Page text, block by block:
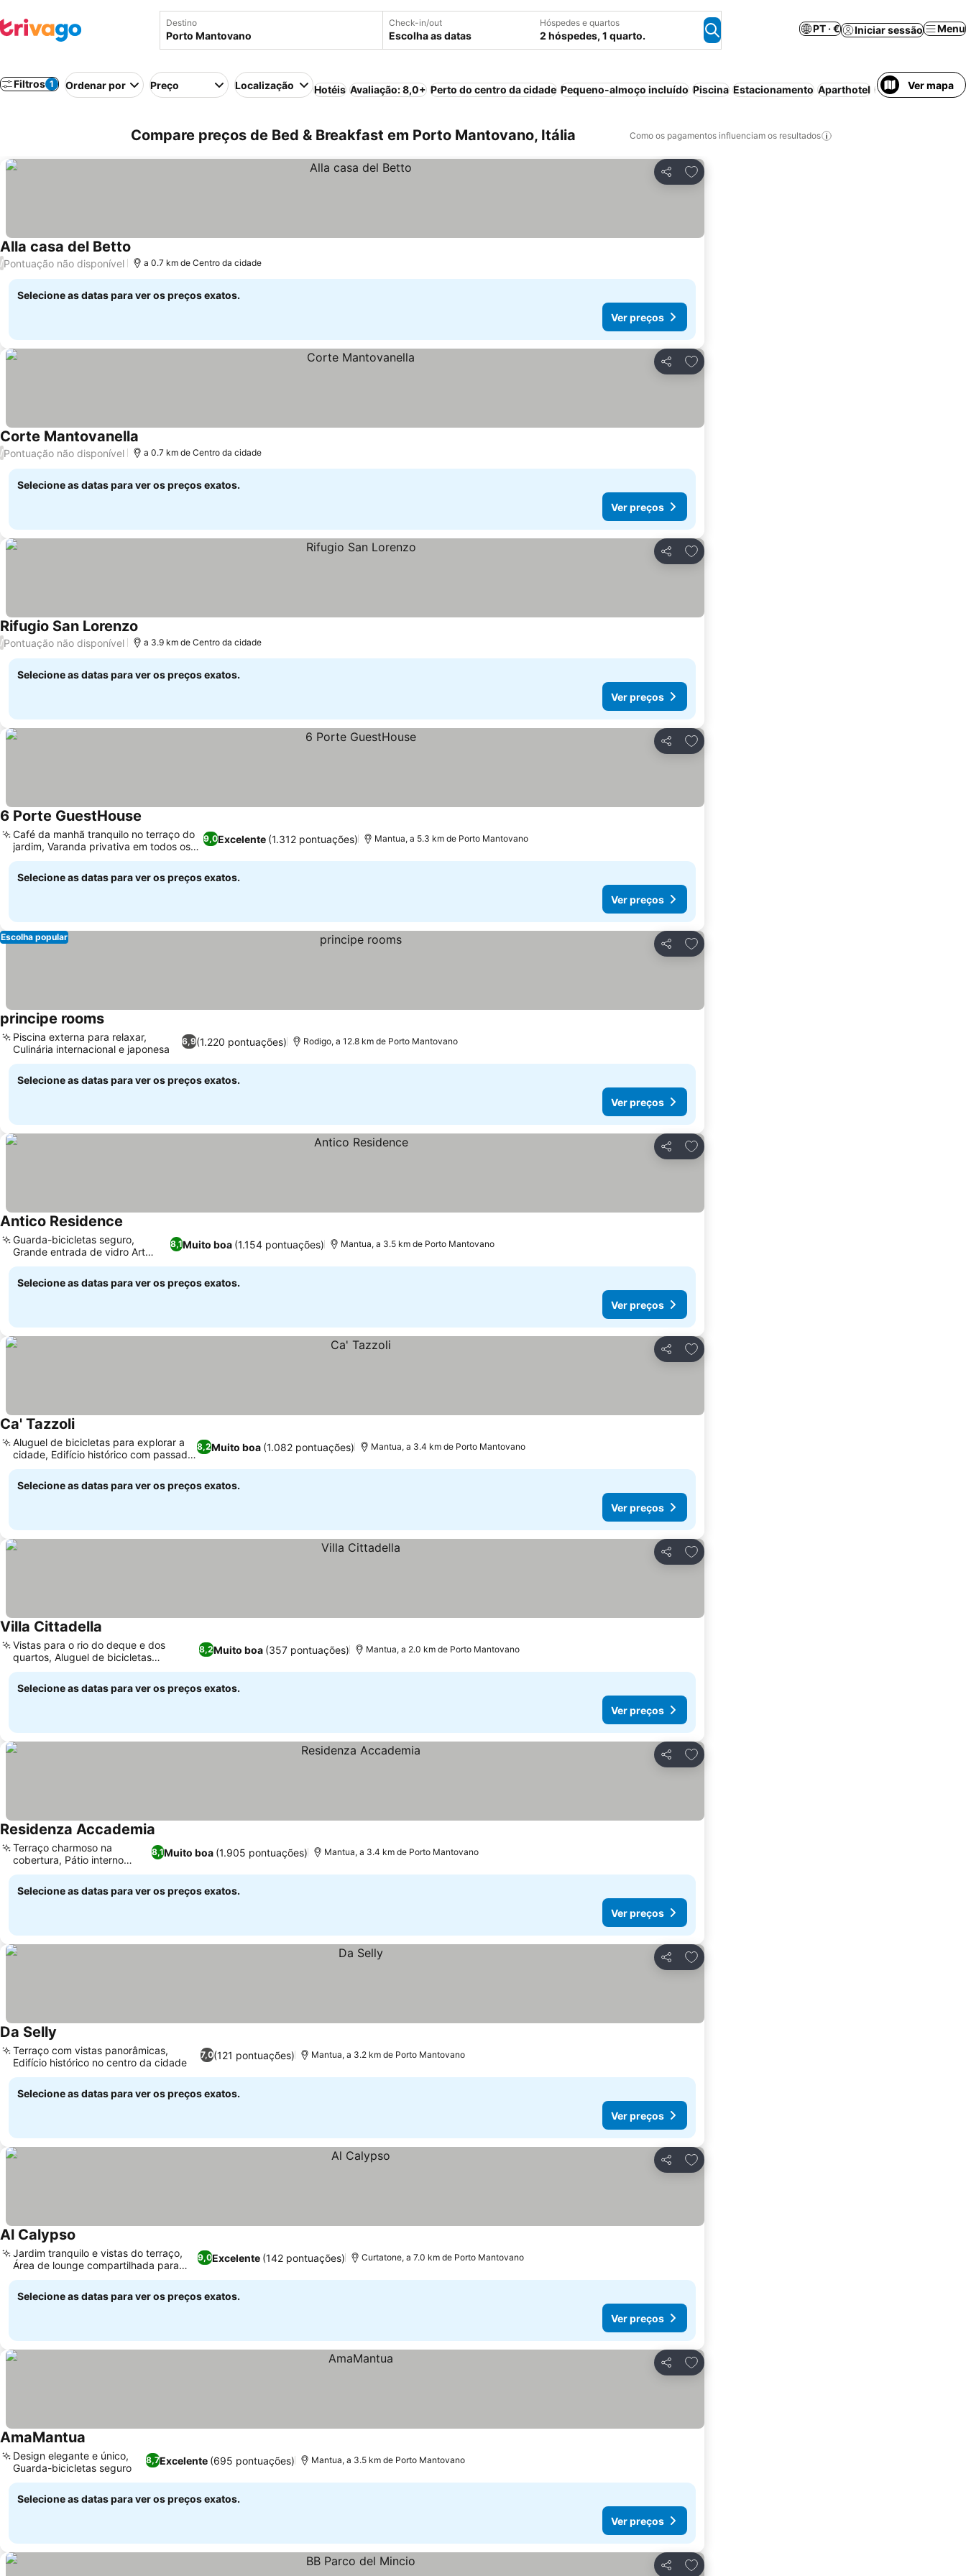
Destino Check-in/out
Escolha as datas
Hóspedes e quartos
2 hóspedes, 1 quarto.
PT · € Iniciar sessão Menu
Filtros 1 Ordenar por Preço Localização Hotéis Avaliação: 8,0+ Perto do centro da cidade Pequeno-almoço incluído Piscina Estacionamento Aparthotel Cancelamento
Ver mapa
Compare preços de Bed & Breakfast em Porto Mantovano, Itália Como os pagamentos influenciam os resultados
Partilhar
Adicionar aos favoritos
Alla casa del Betto
/Pontuação não disponível a 0.7 km de Centro da cidade
Selecione as datas para ver os preços exatos.
Ver preços
Partilhar
Adicionar aos favoritos
Corte Mantovanella
/Pontuação não disponível a 0.7 km de Centro da cidade
Selecione as datas para ver os preços exatos.
Ver preços
Partilhar
Adicionar aos favoritos
Rifugio San Lorenzo
/Pontuação não disponível a 3.9 km de Centro da cidade
Selecione as datas para ver os preços exatos.
Ver preços
Partilhar
Adicionar aos favoritos
6 Porte GuestHouse
9,0Excelente (1.312 pontuações)
Café da manhã tranquilo no terraço do
jardim, Varanda privativa em todos os
quartos
Mantua, a 5.3 km de Porto Mantovano
Selecione as datas para ver os preços exatos.
Ver preços
Partilhar
Adicionar aos favoritos
Escolha popular
principe rooms
6,9(1.220 pontuações)
Piscina externa para relaxar,
Culinária internacional e japonesa
Rodigo, a 12.8 km de Porto Mantovano
Selecione as datas para ver os preços exatos.
Ver preços
Partilhar
Adicionar aos favoritos
Antico Residence
8,1Muito boa (1.154 pontuações)
Guarda-bicicletas seguro,
Grande entrada de vidro Art
Nouveau
Mantua, a 3.5 km de Porto Mantovano
Selecione as datas para ver os preços exatos.
Ver preços
Partilhar
Adicionar aos favoritos
Ca' Tazzoli
8,2Muito boa (1.082 pontuações)
Aluguel de bicicletas para explorar a
cidade, Edifício histórico com passado
único
Mantua, a 3.4 km de Porto Mantovano
Selecione as datas para ver os preços exatos.
Ver preços
Partilhar
Adicionar aos favoritos
Villa Cittadella
8,2Muito boa (357 pontuações)
Vistas para o rio do deque e dos
quartos, Aluguel de bicicletas
disponível no local
Mantua, a 2.0 km de Porto Mantovano
Selecione as datas para ver os preços exatos.
Ver preços
Partilhar
Adicionar aos favoritos
Residenza Accademia
8,1Muito boa (1.905 pontuações)
Terraço charmoso na
cobertura, Pátio interno
tranquilo
Mantua, a 3.4 km de Porto Mantovano
Selecione as datas para ver os preços exatos.
Ver preços
Partilhar
Adicionar aos favoritos
Da Selly
7,0(121 pontuações)
Terraço com vistas panorâmicas,
Edifício histórico no centro da cidade
Mantua, a 3.2 km de Porto Mantovano
Selecione as datas para ver os preços exatos.
Ver preços
Partilhar
Adicionar aos favoritos
Al Calypso
9,0Excelente (142 pontuações)
Jardim tranquilo e vistas do terraço,
Área de lounge compartilhada para
relaxar
Curtatone, a 7.0 km de Porto Mantovano
Selecione as datas para ver os preços exatos.
Ver preços
Partilhar
Adicionar aos favoritos
AmaMantua
8,7Excelente (695 pontuações)
Design elegante e único,
Guarda-bicicletas seguro
Mantua, a 3.5 km de Porto Mantovano
Selecione as datas para ver os preços exatos.
Ver preços
Partilhar
Adicionar aos favoritos